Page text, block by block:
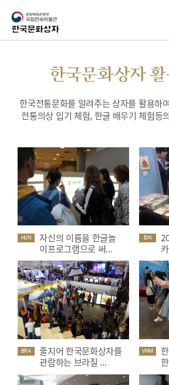
한국문화상자
한국전통문화를 알려주는 상자를 활용하
전통의상 입기 체험, 한글 배우기 체험등
HUN
자신의 이름을 한글놀
이프로그램으로 써...
IDN
BRA
줄지어 한국문화상자를
관람하는 브라질 ...
VNM